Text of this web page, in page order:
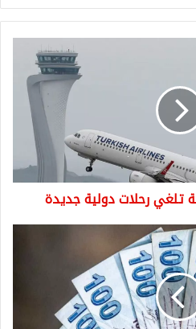
تلغي رحلات دولية جديدة